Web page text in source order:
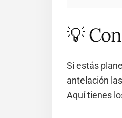
💡
Si estás
antelación
Aquí tienes